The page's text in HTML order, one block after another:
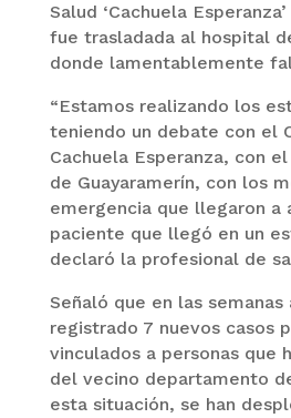
Salud ‘Cachuela
fue trasladada al hospital
donde lamentablemente
“Estamos realizando los
teniendo un debate con el
Cachuela Esperanza, con
de Guayaramerín, con los
emergencia que llegaron a
paciente que llegó en un
declaró la profesional de
Señaló que en las
registrado 7 nuevos casos
vinculados a personas que
del vecino departamento
esta situación, se han